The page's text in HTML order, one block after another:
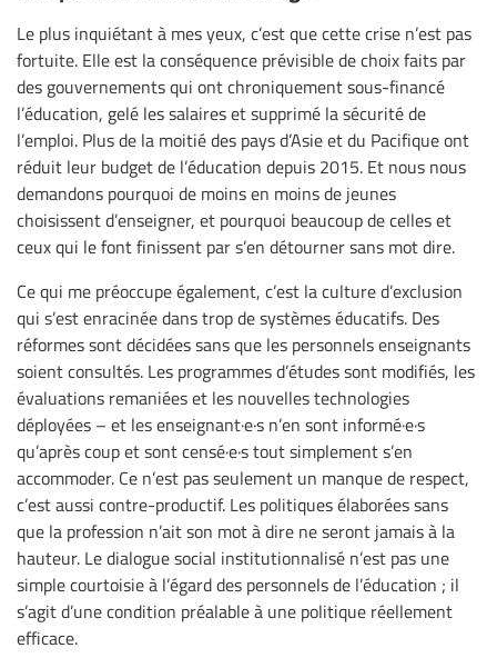
Le plus inquiétant à mes yeux, c’est que cette crise n’est pas
fortuite. Elle est la conséquence prévisible de choix faits par
des gouvernements qui ont chroniquement sous-financé
l’éducation, gelé les salaires et supprimé la sécurité de
l’emploi. Plus de la moitié des pays d’Asie et du Pacifique ont
réduit leur budget de l’éducation depuis 2015. Et nous nous
demandons pourquoi de moins en moins de jeunes
choisissent d’enseigner, et pourquoi beaucoup de celles et
ceux qui le font finissent par s’en détourner sans mot dire.
Ce qui me préoccupe également, c’est la culture d’exclusion
qui s’est enracinée dans trop de systèmes éducatifs. Des
réformes sont décidées sans que les personnels enseignants
soient consultés. Les programmes d’études sont modifiés, les
évaluations remaniées et les nouvelles technologies
déployées – et les enseignant·e·s n’en sont informé·e·s
qu’après coup et sont censé·e·s tout simplement s’en
accommoder. Ce n’est pas seulement un manque de respect,
c’est aussi contre-productif. Les politiques élaborées sans
que la profession n’ait son mot à dire ne seront jamais à la
hauteur. Le dialogue social institutionnalisé n’est pas une
simple courtoisie à l’égard des personnels de l’éducation ; il
s’agit d’une condition préalable à une politique réellement
efficace.